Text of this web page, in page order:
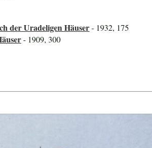
der Uradeligen Häuser- 1932, 175
- 1909, 300